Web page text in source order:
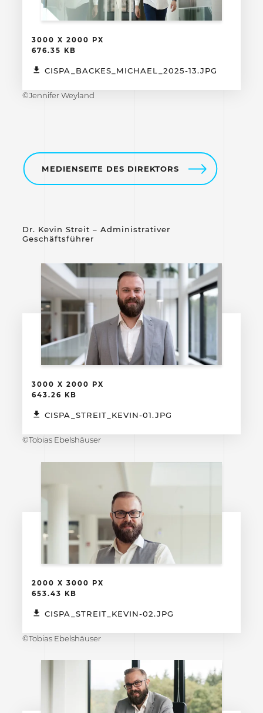
3000 X 2000 PX
676.35 KB
CISPA_BACKES_MICHAEL_2025-13.JPG
©Jennifer Weyland
MEDIENSEITE DES DIREKTORS
Dr. Kevin Streit – Administrativer
Geschäftsführer
3000 X 2000 PX
643.26 KB
CISPA_STREIT_KEVIN-01.JPG
©Tobias Ebelshäuser
2000 X 3000 PX
653.43 KB
CISPA_STREIT_KEVIN-02.JPG
©Tobias Ebelshäuser